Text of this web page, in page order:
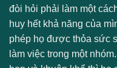
đòi hỏi phải làm một
huy hết khả năng của
phép họ được thỏa sức
làm việc trong một